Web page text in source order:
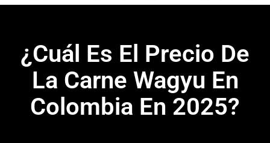
¿Cuál Es El Precio De
La Carne Wagyu En
Colombia En 2025?